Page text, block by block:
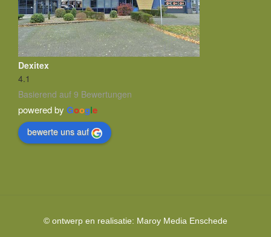
Dexitex
4.1
Basierend auf 9 Bewertungen
powered by Google
bewerte uns auf
© ontwerp en realisatie: Maroy Media Enschede